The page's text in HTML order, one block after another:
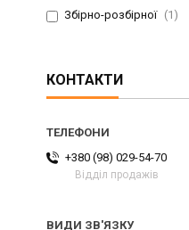
Збірно-розбірної
1
КОНТАКТИ
+380 (98) 029-54-70
Відділ продажів